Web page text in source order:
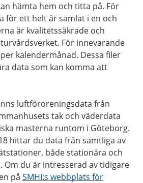
hämta hem och titta på. För
för ett helt år samlat i en och
är kvalitetssäkrade och
För innevarande
kalendermånad. Dessa filer
data som kan komma att
luftföroreningsdata från
tak och väderdata
masterna runtom i Göteborg.
hittar du data från samtliga av
både stationära och
Om du är intresserad av tidigare
på SMHI:s webbplats för